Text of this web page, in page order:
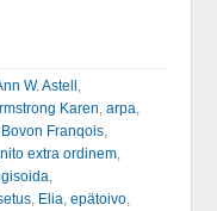
W. Astell
Karen arpa
Bovon Franqois,
extra ordinem,
, Elia epätoivo,